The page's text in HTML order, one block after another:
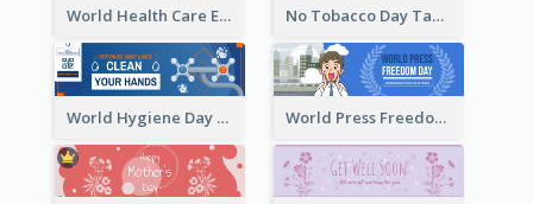
World Health Care Email Header No Tobacco Day Tag Email Header
World Hygiene Day Email Header World Press Freedom Day Email Header